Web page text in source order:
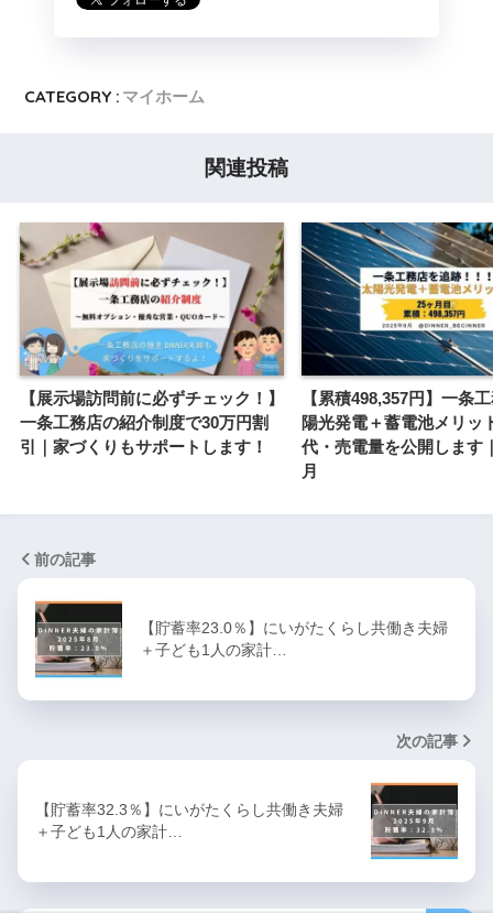
CATEGORY : マイホーム
関連投稿
【展示場訪問前に必ずチェック！】
一条工務店の紹介制度で30万円割
引｜家づくりもサポートします！
【累積498,357円】一条
陽光発電＋蓄電池メリッ
代・売電量を公開します
月
前の記事
【貯蓄率23.0％】にいがたくらし共働き夫婦
＋子ども1人の家計…
次の記事
【貯蓄率32.3％】にいがたくらし共働き夫婦
＋子ども1人の家計…